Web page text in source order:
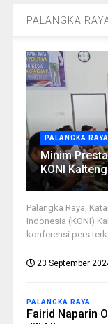
PALANGKA
PALANGKA RAYA
Minim
KONI
Palangka Raya,
Indonesia (KONI)
konferensi pers
23 September
PALANGKA RAYA
Fairid Naparin